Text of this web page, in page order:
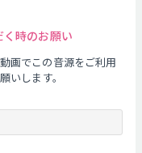
く時のお願い
画でこの音源をご利用
いします。